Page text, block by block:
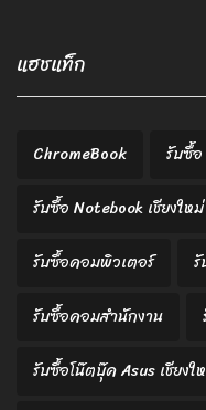
แฮชแท็ก
ChromeBook
รับซื้อ
รับซื้อ Notebook เชียงใหม่
รับซื้อคอมพิวเตอร์
รับซื้อคอมสำนักงาน
รับซื้อโน๊ตบุ๊ค Asus เชียงใ